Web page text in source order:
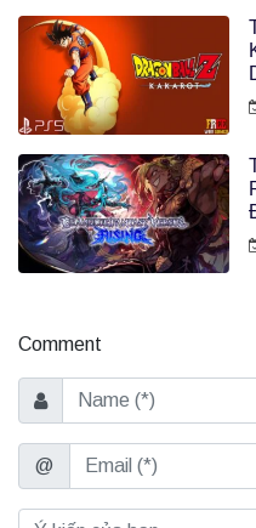
Comment
Name
Email
@